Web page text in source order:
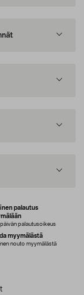
palautus
palautusoikeus
myymälästä
nouto myymälästä